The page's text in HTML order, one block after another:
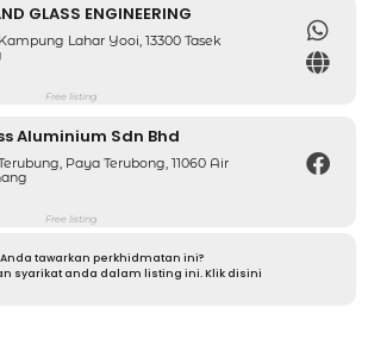
GLASS ENGINEERING
Lahar Yooi, 13300 Tasek
Free listing
Aluminium Sdn Bhd
Paya Terubong, 11060 Air
Free listing
Anda tawarkan perkhidmatan ini?
syarikat anda dalam listing ini. Klik disini